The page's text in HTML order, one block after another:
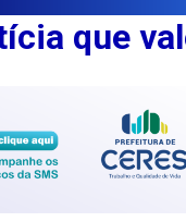
que